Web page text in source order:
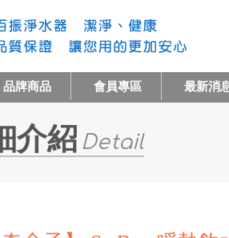
品牌商品 會員專區 最新消
介紹 Detail